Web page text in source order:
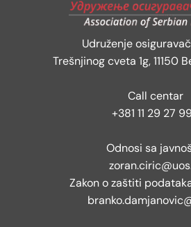
Udruženje
Trešnjinog cveta 1g, 11150
Call centar
+381 11 29 27
Odnosi sa
Zakon o zaštiti